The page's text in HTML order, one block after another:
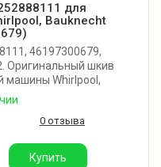
для
Bauknecht
46197300679,
Оригинальный шкив
машины Whirlpool,
Bosch, Siemens,
Италия.
0 отзыва
Купить